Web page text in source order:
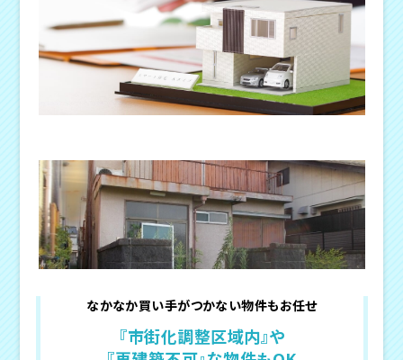
なかなか買い手がつかない物件もお任せ
『市街化調整区域内』や